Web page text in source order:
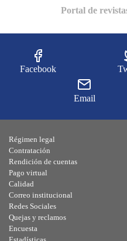
Portal de
Facebook
Email
Régimen legal
Contratación
Rendición de cuentas
Pago virtual
Calidad
Correo institucional
Redes Sociales
Quejas y reclamos
Encuesta